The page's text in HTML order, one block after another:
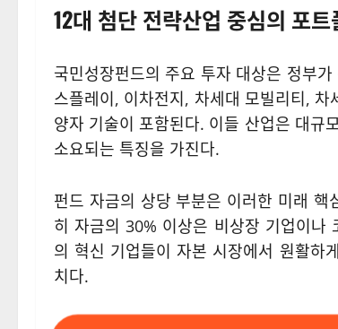
12대 첨단 전략산업 중심의 포
국민성장펀드의 주요 투자 대상은 정부
스플레이, 이차전지, 차세대 모빌리티,
양자 기술이 포함된다. 이들 산업은 대규
소요되는 특징을 가진다.
펀드 자금의 상당 부분은 이러한 미래
히 자금의 30% 이상은 비상장 기업이나
의 혁신 기업들이 자본 시장에서 원활하
치다.